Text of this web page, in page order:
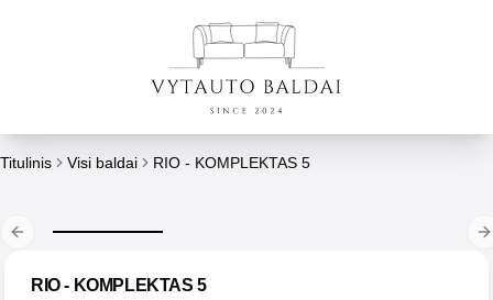
Titulinis Visi baldai RIO - KOMPLEKTAS 5
Previous slide
RIO - KOMPLEKTAS 5